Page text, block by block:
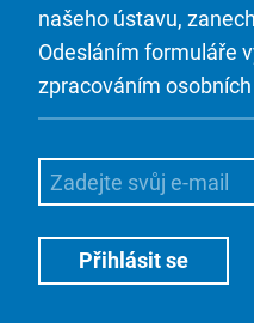
našeho ústavu,
Odesláním formuláře
zpracováním